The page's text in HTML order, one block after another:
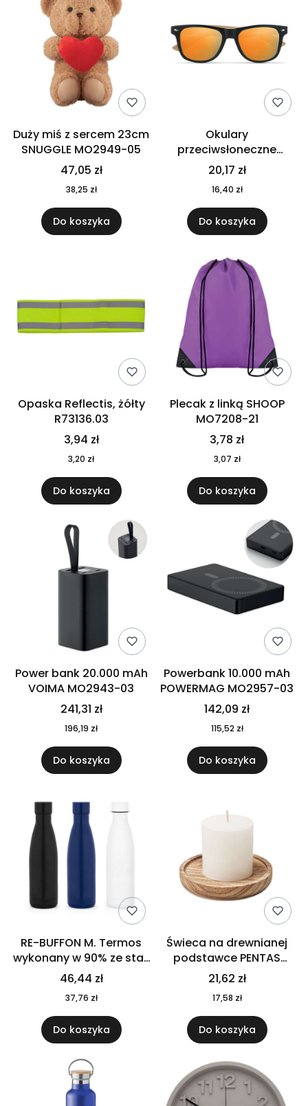
Duży miś z sercem 23cm
SNUGGLE MO2949-05
47,05 zł
38,25 zł
Do koszyka
Okulary
przeciwsłoneczne
CALIFORNIA TOUCH
MO9617-10
20,17 zł
16,40 zł
Do koszyka
Opaska Reflectis, żółty
R73136.03
3,94 zł
3,20 zł
Do koszyka
Plecak z linką SHOOP
MO7208-21
3,78 zł
3,07 zł
Do koszyka
Power bank 20.000 mAh
VOIMA MO2943-03
241,31 zł
196,19 zł
Do koszyka
Powerbank 10.000 mAh
POWERMAG MO2957-03
142,09 zł
115,52 zł
Do koszyka
RE-BUFFON M. Termos
wykonany w 90% ze stali
nierdzewnej
pochodzącej z
recyklingu 520 ml 94294
46,44 zł
37,76 zł
Do koszyka
Świeca na drewnianej
podstawce PENTAS
MO6282-40
21,62 zł
17,58 zł
Do koszyka